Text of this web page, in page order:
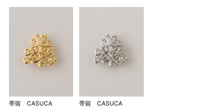
帯留 CASUCA
帯留 CASUCA